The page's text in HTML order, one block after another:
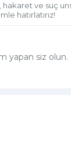
hakaret ve suç
hatırlatırız!
yapan siz olun.